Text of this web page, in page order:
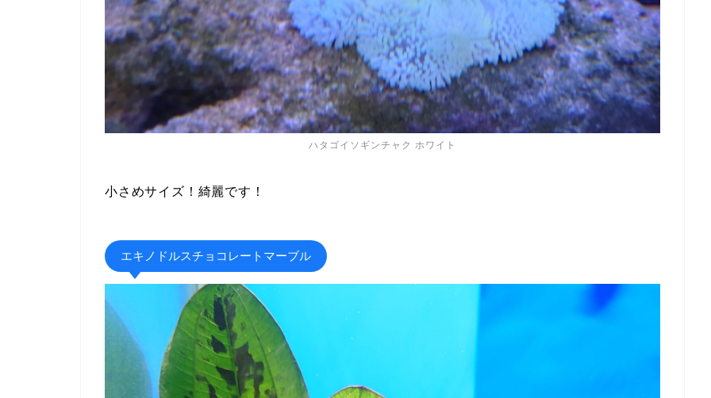
ハタゴイソギンチャク ホワイト
小さめサイズ！綺麗です！
エキノドルスチョコレートマーブル